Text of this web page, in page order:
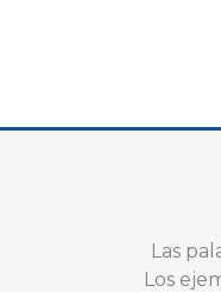
Las
Los